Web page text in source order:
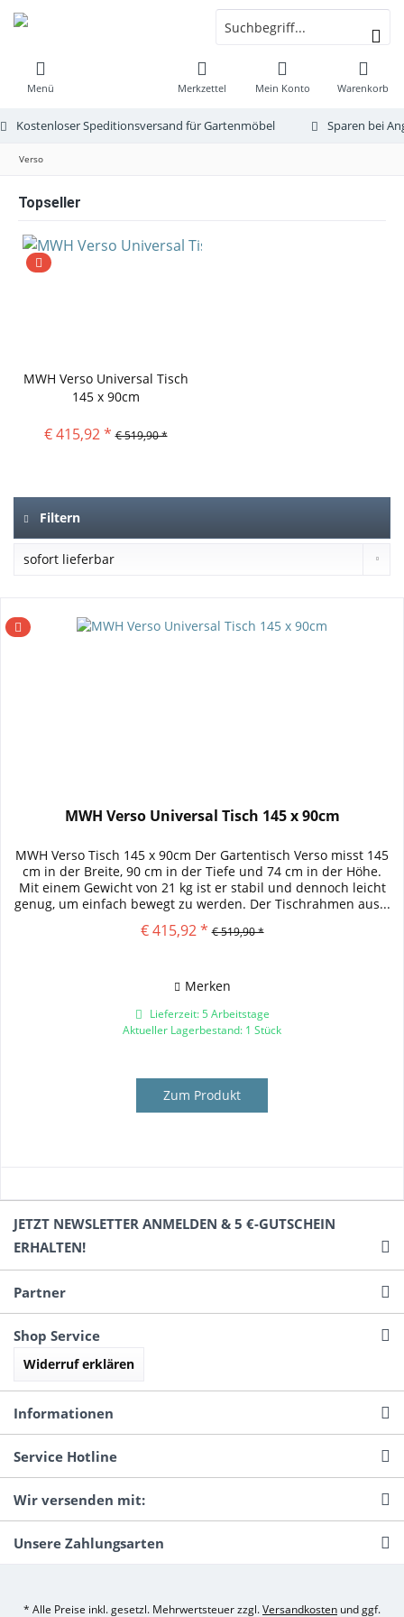
Menü Warenkorb
Merkzettel Mein Konto
Kostenloser Speditionsversand für Gartenmöbel Sparen bei
Verso
Topseller
MWH Verso Universal Tisch
145 x 90cm
€ 415,92 * € 519,90 *
Filtern
MWH Verso Universal Tisch 145 x 90cm
MWH Verso Tisch 145 x 90cm Der Gartentisch Verso misst 145
cm in der Breite, 90 cm in der Tiefe und 74 cm in der Höhe.
Mit einem Gewicht von 21 kg ist er stabil und dennoch leicht
genug, um einfach bewegt zu werden. Der Tischrahmen aus...
€ 415,92 * € 519,90 *
Merken
Lieferzeit: 5 Arbeitstage
Aktueller Lagerbestand: 1 Stück
Zum Produkt
JETZT NEWSLETTER ANMELDEN & 5 €-GUTSCHEIN
ERHALTEN!
Partner
Shop Service
Widerruf erklären
Informationen
Service Hotline
Wir versenden mit:
Unsere Zahlungsarten
* Alle Preise inkl. gesetzl. Mehrwertsteuer zzgl.Versandkosten und ggf.